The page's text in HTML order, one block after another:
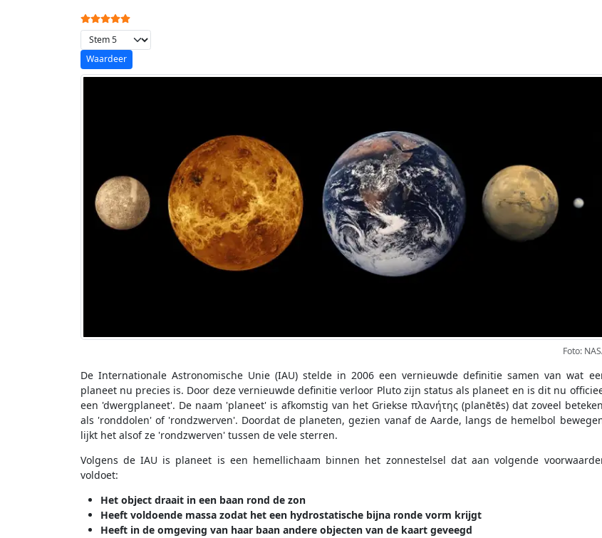
Gebruikerswaardering:
Voeg waardering toe
Foto:
De Internationale Astronomische Unie (IAU) stelde in 2006 een vernieuwde definitie samen van wat
planeet nu precies is. Door deze vernieuwde definitie verloor Pluto zijn status als planeet en is dit nu
een 'dwergplaneet'. De naam 'planeet' is afkomstig van het Griekse πλανήτης (planētēs) dat zoveel
als 'ronddolen' of 'rondzwerven'. Doordat de planeten, gezien vanaf de Aarde, langs de hemelbol
lijkt het alsof ze 'rondzwerven' tussen de vele sterren.
Volgens de IAU is planeet is een hemellichaam binnen het zonnestelsel dat aan volgende
voldoet:
Het object draait in een baan rond de zon
Heeft voldoende massa zodat het een hydrostatische bijna ronde vorm krijgt
Heeft in de omgeving van haar baan andere objecten van de kaart geveegd